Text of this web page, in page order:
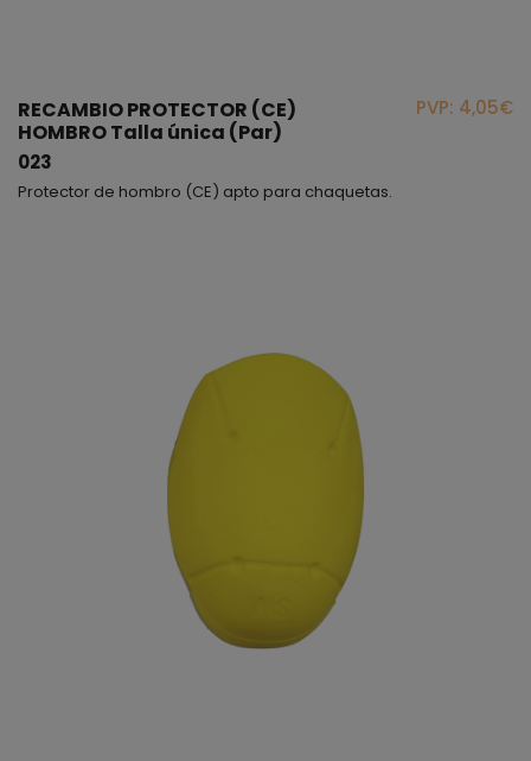
RECAMBIO PROTECTOR (CE)
HOMBRO Talla única (Par)
023
PVP: 4,05€
Protector de hombro (CE) apto para chaquetas.